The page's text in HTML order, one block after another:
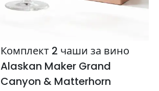
Комплект 2 чаши за вино
Alaskan Maker Grand
Canyon & Matterhorn